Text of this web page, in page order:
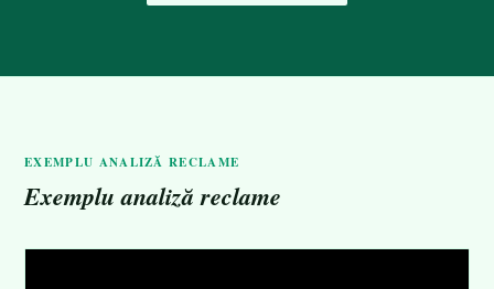
EXEMPLU ANALIZĂ RECLAME
Exemplu analiză reclame